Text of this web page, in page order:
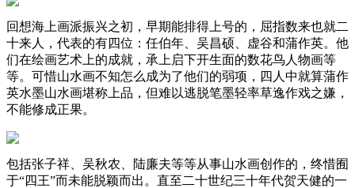
回想海上画派振兴之初，早期能排得上号的，屈指数来也就二
十来人，代表的有四位：任伯年、吴昌硕、虚谷和蒲作英。他
们在绘画艺术上的成就，承上启下开生面的数花鸟人物画等
等。可惜山水画不知怎么成为了他们的弱项，四人中就算蒲作
英水墨山水画堪称上品，但难以逃脱笔墨轻率草逸作戏之嫌，
不能修成正果。
包括张子祥、吴秋农、陆廉夫等等从事山水画创作的，终惜囿
于“四王”而未能脱颖而出。直至二十世纪三十年代贺天健的一